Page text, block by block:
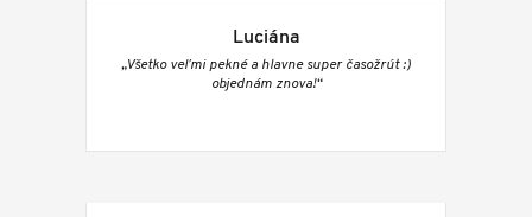
Luciána
„Všetko veľmi pekné a hlavne super časožrút :)
objednám znova!“